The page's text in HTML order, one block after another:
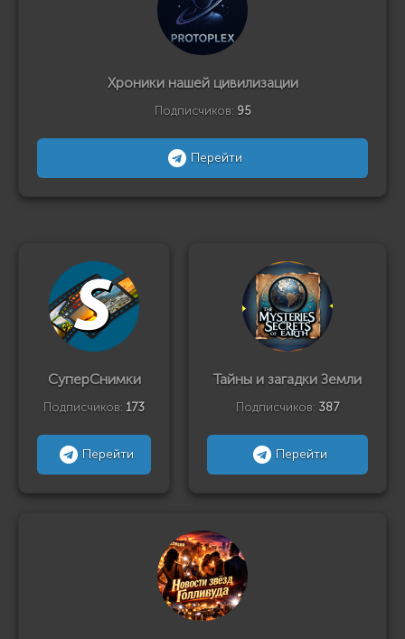
Хроники нашей цивилизации
Подписчиков: 95
Перейти
СуперСнимки
Подписчиков: 173
Перейти
Тайны и загадки Земли
Подписчиков: 387
Перейти